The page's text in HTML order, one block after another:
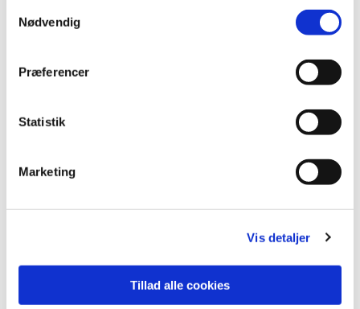
Nødvendig
Præferencer
Statistik
Marketing
Vis detaljer
Tillad alle cookies
lovsangsteam.
Læs mere
Aktiviteter for
børn og familier